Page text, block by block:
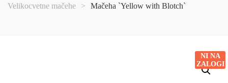
Velikocvetne mačehe
> Mačeha `Yellow with Blotch`
NI NA
ZALOGI